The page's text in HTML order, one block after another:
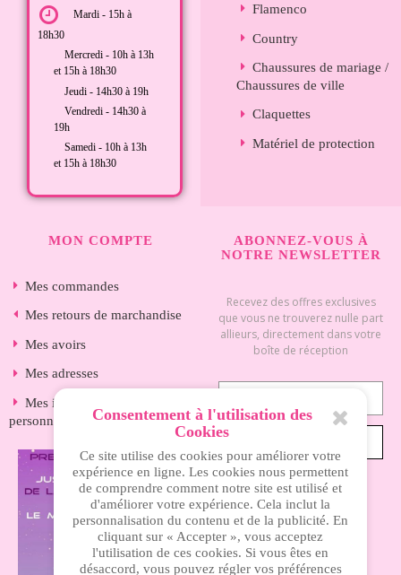
Mardi - 15h à
18h30
Mercredi - 10h à 13h
et 15h à 18h30
Jeudi - 14h30 à 19h
Vendredi - 14h30 à
19h
Samedi - 10h à 13h
et 15h à 18h30
Flamenco
Country
Chaussures de mariage /
Chaussures de ville
Claquettes
Matériel de protection
MON COMPTE
Mes commandes
Mes retours de marchandise
Mes avoirs
Mes adresses
Mes informations
personnelles
ABONNEZ-VOUS À
NOTRE NEWSLETTER
Recevez des offres exclusives
que vous ne trouverez nulle part
allieurs, directement dans votre
boîte de réception
INFORMATIONS
Nos magasins
Consentement à l'utilisation des
Cookies
Ce site utilise des cookies pour améliorer votre
expérience en ligne. Les cookies nous permettent
de comprendre comment notre site est utilisé et
d'améliorer votre expérience. Cela inclut la
personnalisation du contenu et de la publicité. En
cliquant sur « Accepter », vous acceptez
l'utilisation de ces cookies. Si vous êtes en
désaccord, vous pouvez régler vos préférences